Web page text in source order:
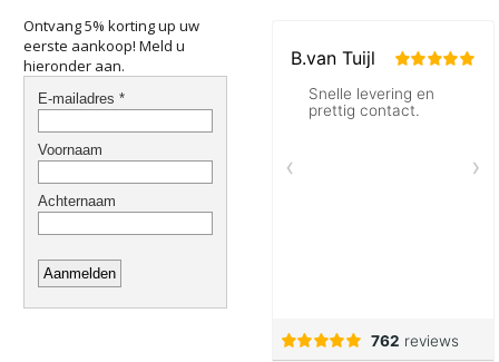
Ontvang 5% korting up uw
eerste aankoop! Meld u
hieronder aan.